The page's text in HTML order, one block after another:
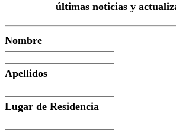
últimas noticias y
Nombre
Apellidos
Lugar de Residencia